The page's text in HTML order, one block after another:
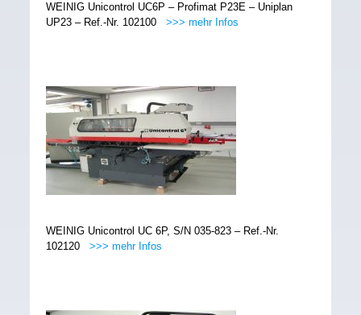
WEINIG Unicontrol UC6P – Profimat P23E – Uniplan
UP23 – Ref.-Nr. 102100 >>> mehr Infos
WEINIG Unicontrol UC 6P, S/N 035-823 – Ref.-Nr.
102120 >>> mehr Infos